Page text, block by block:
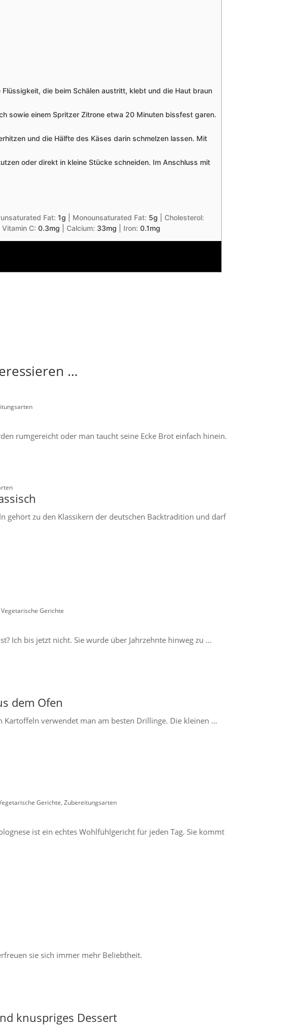
die beim Schälen austritt, klebt und die Haut braun
sowie einem Spritzer Zitrone etwa 20 Minuten bissfest garen.
und die Hälfte des Käses darin schmelzen lassen. Mit
oder direkt in kleine Stücke schneiden. Im Anschluss mit
Fat: 1g Monounsaturated Fat: 5g
Cholesterol:
Vitamin C: 0.3mg Calcium: 33mg Iron: 0.1mg
…
rumgereicht oder man taucht seine Ecke Brot einfach hinein.
gehört zu den Klassikern der deutschen Backtradition und darf
Vegetarische Gerichte
Ich bis jetzt nicht. Sie wurde über Jahrzehnte hinweg zu ...
dem Ofen
verwendet man am besten Drillinge. Die kleinen ...
Gerichte, Zubereitungsarten
ist ein echtes Wohlfühlgericht für jeden Tag. Sie kommt
sie sich immer mehr Beliebtheit.
knuspriges Dessert